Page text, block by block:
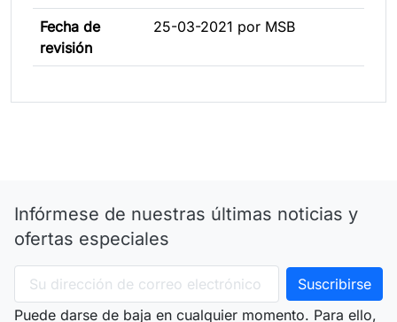
Fecha de
revisión
25-03-2021 por MSB
Infórmese de nuestras últimas noticias y
ofertas especiales
Puede darse de baja en cualquier momento. Para ello,